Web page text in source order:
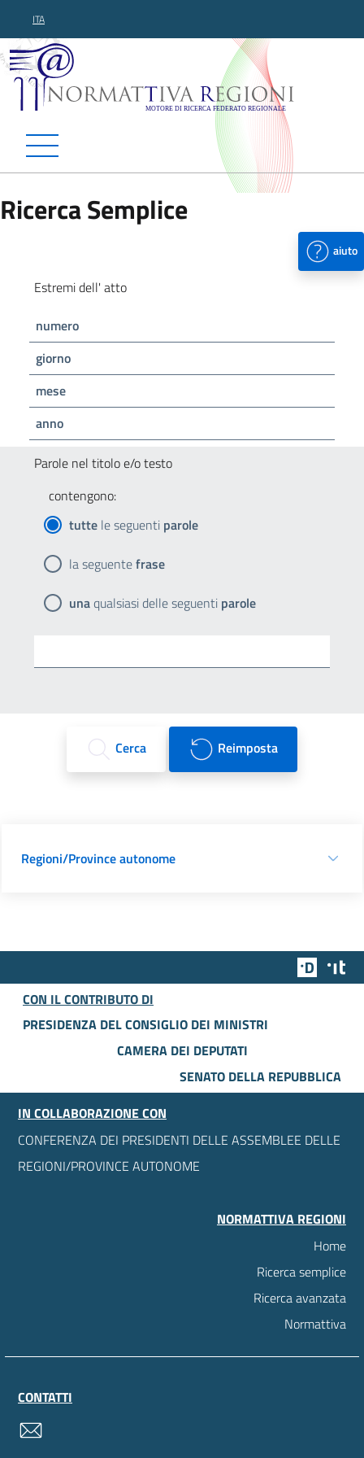
ITA
Normattiva Regioni -
Ricerca Semplice
aiuto
Estremi dell' atto
numero
giorno
mese
anno
Parole nel titolo e/o testo
contengono:
tutte le seguenti parole
la seguentefrase
unaqualsiasi delle seguenti parole
Cerca Reimposta
Regioni/Province autonome
Team
CON IL CONTRIBUTO DI
PRESIDENZA DEL CONSIGLIO DEI MINISTRI
CAMERA DEI DEPUTATI
SENATO DELLA REPUBBLICA
IN COLLABORAZIONE CON
CONFERENZA DEI PRESIDENTI DELLE ASSEMBLEE DELLE
REGIONI/PROVINCE AUTONOME
NORMATTIVA REGIONI
Home
Ricerca semplice
Ricerca avanzata
Normattiva
CONTATTI